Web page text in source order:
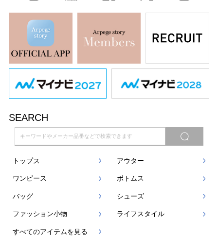
SEARCH
トップス アウター
ワンピース ボトムス
バッグ シューズ
ファッション小物 ライフスタイル
すべてのアイテムを見る